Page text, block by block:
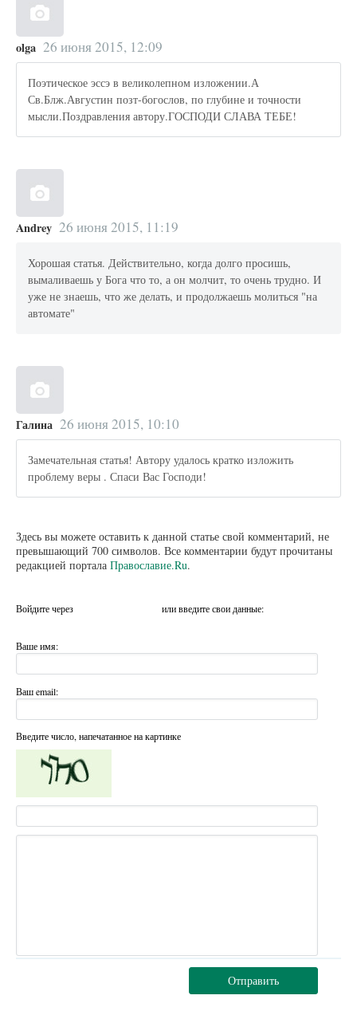
olga 26 июня 2015, 12:09
Поэтическое эссэ в великолепном изложении.А
Св.Блж.Августин позт-богослов, по глубине и точности
мысли.Поздравления автору.ГОСПОДИ СЛАВА ТЕБЕ!
Andrey 26 июня 2015, 11:19
Хорошая статья. Действительно, когда долго просишь,
вымаливаешь у Бога что то, а он молчит, то очень трудно. И
уже не знаешь, что же делать, и продолжаешь молиться "на
автомате"
Галина 26 июня 2015, 10:10
Замечательная статья! Автору удалось кратко изложить
проблему веры . Спаси Вас Господи!
Здесь вы можете оставить к данной статье свой комментарий, не
превышающий 700 символов. Все комментарии будут прочитаны
редакцией портала Православие.Ru.
Войдите через или введите свои данные:
Ваше имя:
Ваш email:
Введите число, напечатанное на картинке
Отправить